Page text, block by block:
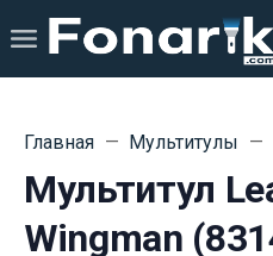
Главная Мультитулы
Мультитул
Wingman